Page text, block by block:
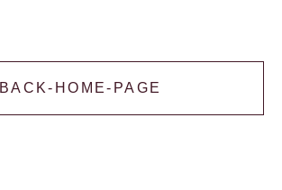
BACK-HOME-PAGE